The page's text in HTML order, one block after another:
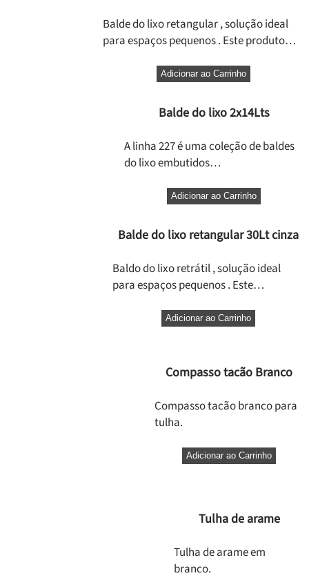
Balde do lixo retangular , solução ideal
para espaços pequenos . Este produto…
Adicionar ao Carrinho
Balde do lixo 2x14Lts
A linha 227 é uma coleção de baldes
do lixo embutidos…
Adicionar ao Carrinho
Balde do lixo retangular 30Lt cinza
Baldo do lixo retrátil , solução ideal
para espaços pequenos . Este…
Adicionar ao Carrinho
Compasso tacão Branco
Compasso tacão branco para
tulha.
Adicionar ao Carrinho
Tulha de arame
Tulha de arame em
branco.